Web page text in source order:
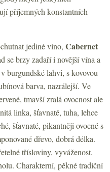
příjemných konstantních
jediné víno, Cabernet
se brzy zadaří i novější vína a
burgundské lahvi, s kovovou
barva, nazrálejší. Ve
tmavší zralá ovocnost ale
linka, šťavnaté, tuha, lehce
šťavnaté, pikantněji ovocné s
dřevo, dobrá délka.
třísloviny, vyváženost.
Charakterní, pěkné tradiční